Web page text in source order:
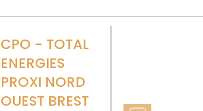
CPO - TOTAL
ENERGIES
PROXI NORD
OUEST BREST